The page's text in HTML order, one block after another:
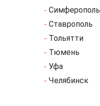
Симферополь
Ставрополь
Тольятти
Тюмень
Уфа
Челябинск